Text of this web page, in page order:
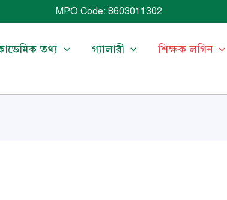
8603011302
তথ্য গ্যালারী শিক্ষক লগিন